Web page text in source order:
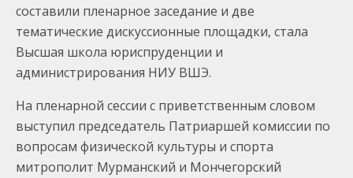
составили пленарное заседание и две
тематические дискуссионные площадки, стала
Высшая школа юриспруденции и
администрирования НИУ ВШЭ.
На пленарной сессии с приветственным словом
выступил председатель Патриаршей комиссии по
вопросам физической культуры и спорта
митрополит Мурманский и Мончегорский